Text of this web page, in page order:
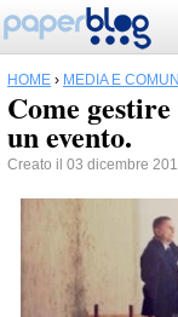
HOME › MEDIA E
Come
un evento.
Creato il 03 dicembre